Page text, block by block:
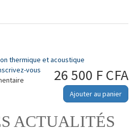
thermique et acoustique
26 500 F CFA
Ajouter au panier
vous
ACTUALITÉS